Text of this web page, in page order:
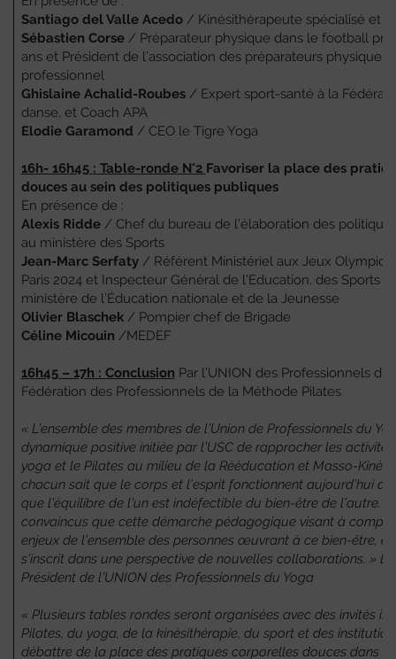
Santiago del Valle Acedo/ Kinésithérapeute spécialisé et
Sébastien Corse/ Préparateur physique dans le football
ans et Président de l’association des préparateurs physique
professionnel
Ghislaine Achalid-Roubes/ Expert sport-santé à la
danse, et Coach APA
Elodie Garamond / CEO le Tigre Yoga
16h- 16h45 : Table-ronde N°2 Favoriser la place des
douces au sein des politiques publiques
En présence de :
Alexis Ridde/ Chef du bureau de l’élaboration des
au ministère des Sports
Jean-Marc Serfaty/ Référent Ministériel aux Jeux
Paris 2024 et Inspecteur Général de l’Education, des Sports
ministère de l’Éducation nationale et de la Jeunesse
Olivier Blaschek/ Pompier chef de Brigade
Céline Micouin /MEDEF
16h45 – 17h : Conclusion Par l’UNION des Professionnels du
Fédération des Professionnels de la Méthode Pilates
« L’ensemble des membres de l’Union de Professionnels du
dynamique positive initiée par l’USC de rapprocher les
yoga et le Pilates au milieu de la Rééducation et Masso-
chacun sait que le corps et l’esprit fonctionnent aujourd’hui
que l’équilibre de l’un est indéfectible du bien-être de l’autre.
convaincus que cette démarche pédagogique visant à
enjeux de l’ensemble des personnes œuvrant à ce bien-être,
s’inscrit dans une perspective de nouvelles collaborations. »
Président de l’UNION des Professionnels du Yoga
« Plusieurs tables rondes seront organisées avec des invités
Pilates, du yoga, de la kinésithérapie, du sport et des
débattre de la place des pratiques corporelles douces dans